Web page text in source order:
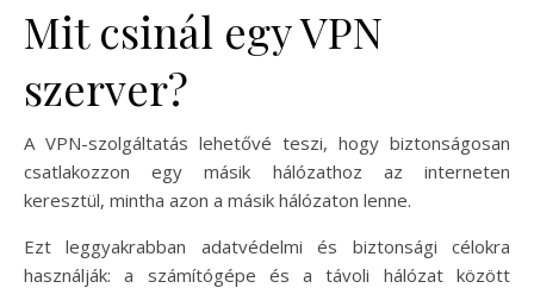
Mit csinál egy VPN
szerver?
A VPN-szolgáltatás lehetővé teszi, hogy biztonságosan
csatlakozzon egy másik hálózathoz az interneten
keresztül, mintha azon a másik hálózaton lenne.
Ezt leggyakrabban adatvédelmi és biztonsági célokra
használják: a számítógépe és a távoli hálózat között